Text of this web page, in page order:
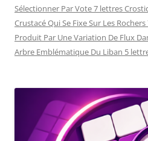
Sélectionner Par Vote 7 lettres
Crustacé Qui Se Fixe Sur Les
Produit Par Une Variation De Flux
Arbre Emblématique Du Liban 5